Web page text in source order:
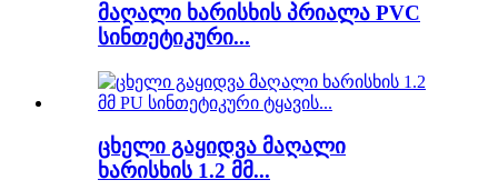
მაღალი ხარისხის პრიალა PVC
სინთეტიკური...
ცხელი გაყიდვა მაღალი
ხარისხის 1.2 მმ...